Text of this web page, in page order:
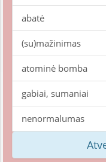
abatė
(su)mažinimas
atominė bomba
gabiai, sumaniai
nenormalumas